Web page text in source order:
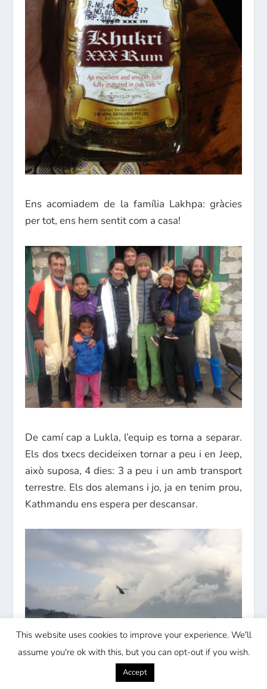
Ens acomiadem de la família Lakhpa: gràcies
per tot, ens hem sentit com a casa!
De camí cap a Lukla, l’equip es torna a separar.
Els dos txecs decideixen tornar a peu i en Jeep,
això suposa, 4 dies: 3 a peu i un amb transport
terrestre. Els dos alemans i jo, ja en tenim prou,
Kathmandu ens espera per descansar.
This website uses cookies to improve your experience. We'll
assume you're ok with this, but you can opt-out if you wish.
Accept